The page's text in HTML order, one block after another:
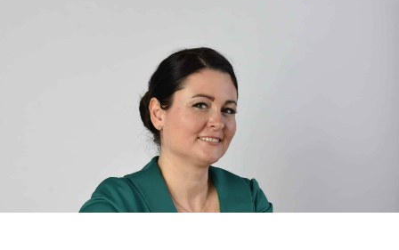
egészségügyi biomérnök, fitoterapeuta és édesanya.
Küldetésem a gyógynövények hatékony
alkalmazásának oktatása, a gyermekek, a nők és a
férfiak egészségének megőrzése és helyreállítása.
HÍRLEVÉL